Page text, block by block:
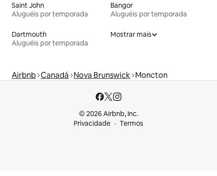
Saint John
Aluguéis por temporada
Bangor
Aluguéis por temporada
Dartmouth
Aluguéis por temporada
Mostrar mais
Airbnb Canadá Nova Brunswick Moncton
© 2026 Airbnb, Inc.
Privacidade
Termos